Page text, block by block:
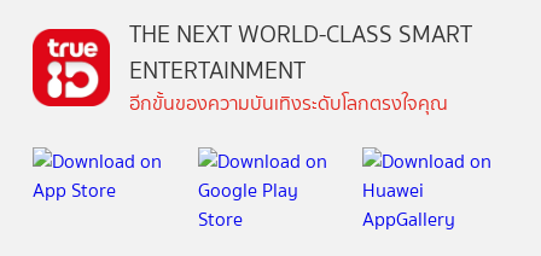
THE NEXT WORLD-CLASS SMART
ENTERTAINMENT
อีกขั้นของความบันเทิงระดับโลกตรงใจคุณ